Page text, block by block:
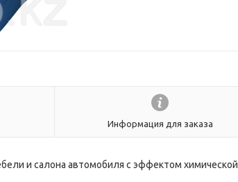
Информация для заказа
и салона автомобиля с эффектом химической